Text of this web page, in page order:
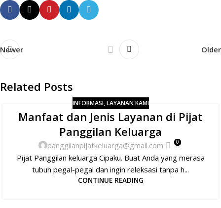
Newer Older
Related Posts
INFORMASI,LAYANAN KAMI
Manfaat dan Jenis Layanan di Pijat
Panggilan Keluarga
panggilanpijatkeluarga@gmail.com 0
Pijat Panggilan keluarga Cipaku. Buat Anda yang merasa
tubuh pegal-pegal dan ingin releksasi tanpa h...
CONTINUE READING